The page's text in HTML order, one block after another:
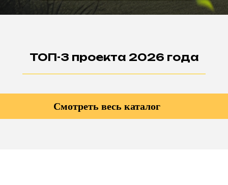
ТОП-3 проекта 2026 года
Смотреть весь каталог